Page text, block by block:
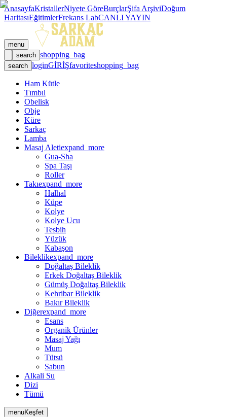
AnasayfaKristallerNiyete GöreBurçlarŞifa ArşiviDoğum
HaritasıEğitimlerFrekans LabCANLI YAYIN
menu
search shopping_bag
search loginGİRİŞfavoriteshopping_bag
Ham Kütle
Tımbıl
Obelisk
Obje
Küre
Sarkaç
Lamba
Masaj Aletiexpand_more
Gua-Sha
Spa Taşı
Roller
Takıexpand_more
Halhal
Küpe
Kolye
Kolye Ucu
Tesbih
Yüzük
Kabaşon
Bileklikexpand_more
Doğaltaş Bileklik
Erkek Doğaltaş Bileklik
Gümüş Doğaltaş Bileklik
Kehribar Bileklik
Bakır Bileklik
Diğerexpand_more
Esans
Organik Ürünler
Masaj Yağı
Mum
Tütsü
Sabun
Alkali Su
Dizi
Tümü
menuKeşfet